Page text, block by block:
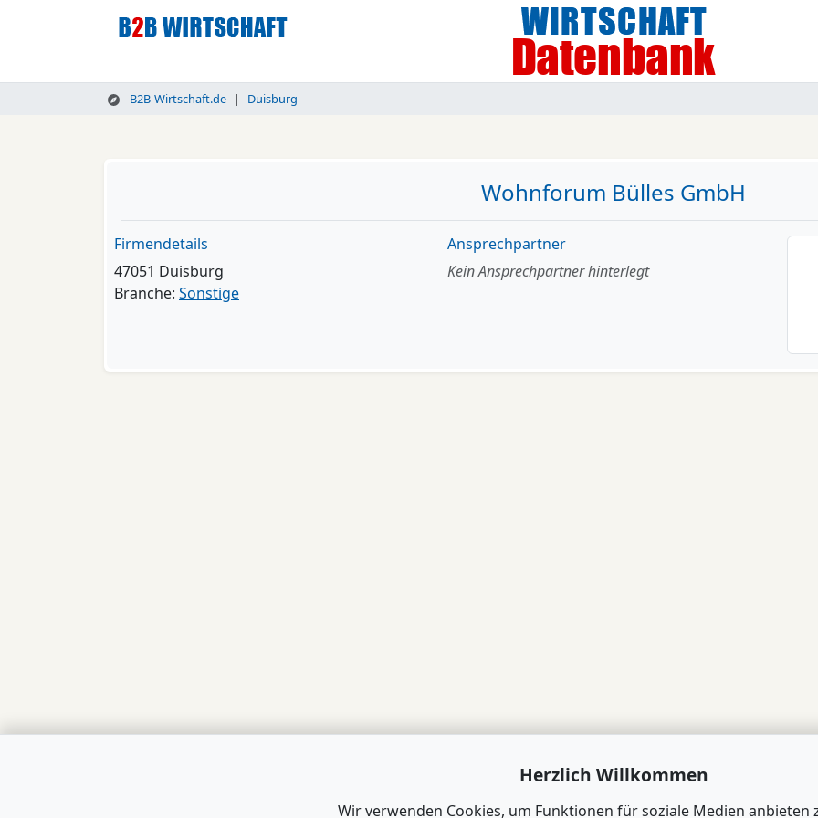
B2B-Wirtschaft.de Duisburg
Wohnforum Bülles GmbH
Firmendetails
47051 Duisburg
Branche: Sonstige
Ansprechpartner
Kein Ansprechpartner hinterlegt
Herzlich Willkommen
Wir verwenden Cookies, um Funktionen für soziale Medien anbieten